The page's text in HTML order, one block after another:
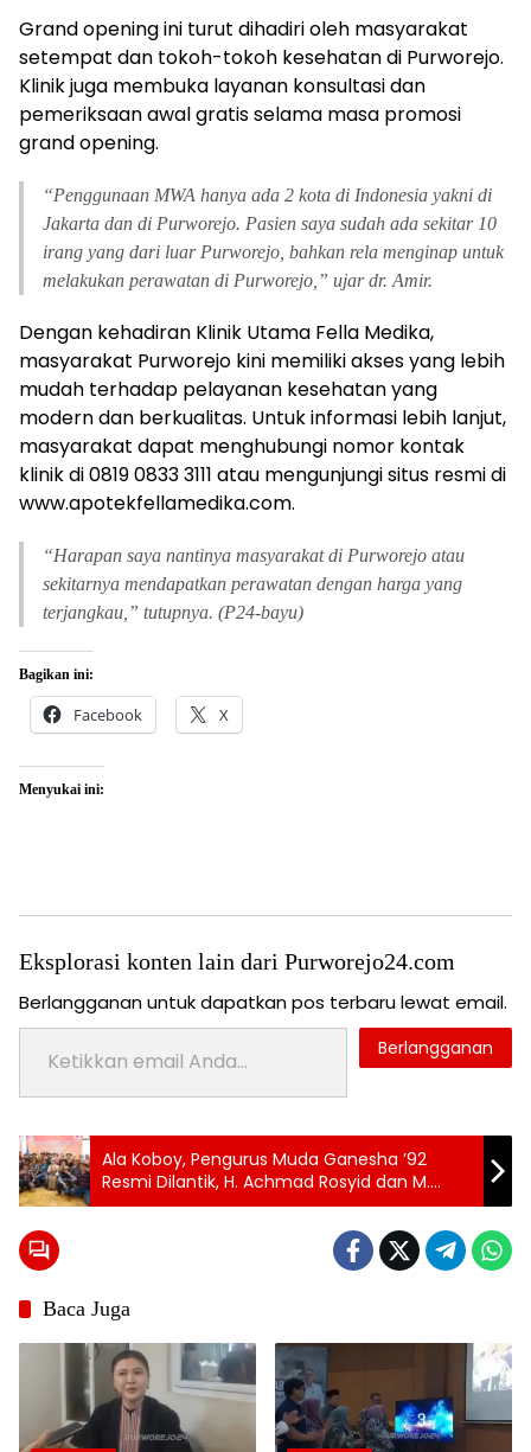
Grand opening ini turut dihadiri oleh masyarakat
setempat dan tokoh-tokoh kesehatan di Purworejo.
Klinik juga membuka layanan konsultasi dan
pemeriksaan awal gratis selama masa promosi
grand opening.
“Penggunaan MWA hanya ada 2 kota di Indonesia yakni di
Jakarta dan di Purworejo. Pasien saya sudah ada sekitar 10
irang yang dari luar Purworejo, bahkan rela menginap untuk
melakukan perawatan di Purworejo,” ujar dr. Amir.
Dengan kehadiran Klinik Utama Fella Medika,
masyarakat Purworejo kini memiliki akses yang lebih
mudah terhadap pelayanan kesehatan yang
modern dan berkualitas. Untuk informasi lebih lanjut,
masyarakat dapat menghubungi nomor kontak
klinik di 0819 0833 3111 atau mengunjungi situs resmi di
www.apotekfellamedika.com.
“Harapan saya nantinya masyarakat di Purworejo atau
sekitarnya mendapatkan perawatan dengan harga yang
terjangkau,” tutupnya. (P24-bayu)
Bagikan ini:
Facebook X
Menyukai ini:
Eksplorasi konten lain dari Purworejo24.com
Berlangganan untuk dapatkan pos terbaru lewat email.
Ketikkan email Anda...
Berlangganan
Tag:
24 jam
purworejo
berita
24
jam
berita
purworejo
berita
purworejo
Berita
Purworejo
Terkini
Topik:
Klinik
Ala Koboy, Pengurus Muda Ganesha ’92
Resmi Dilantik, H. Achmad Rosyid dan M.
Arba’ah Mintara jadi Ketua dan Wakil Ketua
Baca Juga